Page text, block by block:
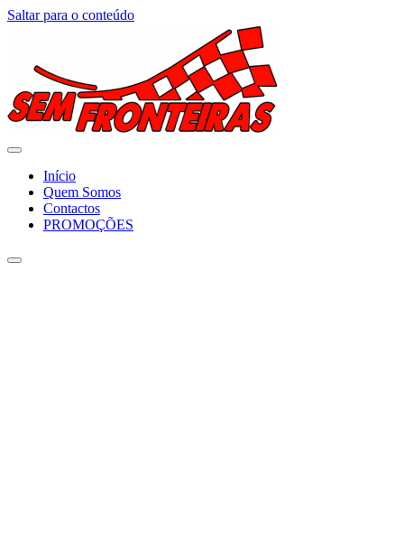
Saltar para o conteúdo
Início
Quem Somos
Contactos
PROMOÇÕES